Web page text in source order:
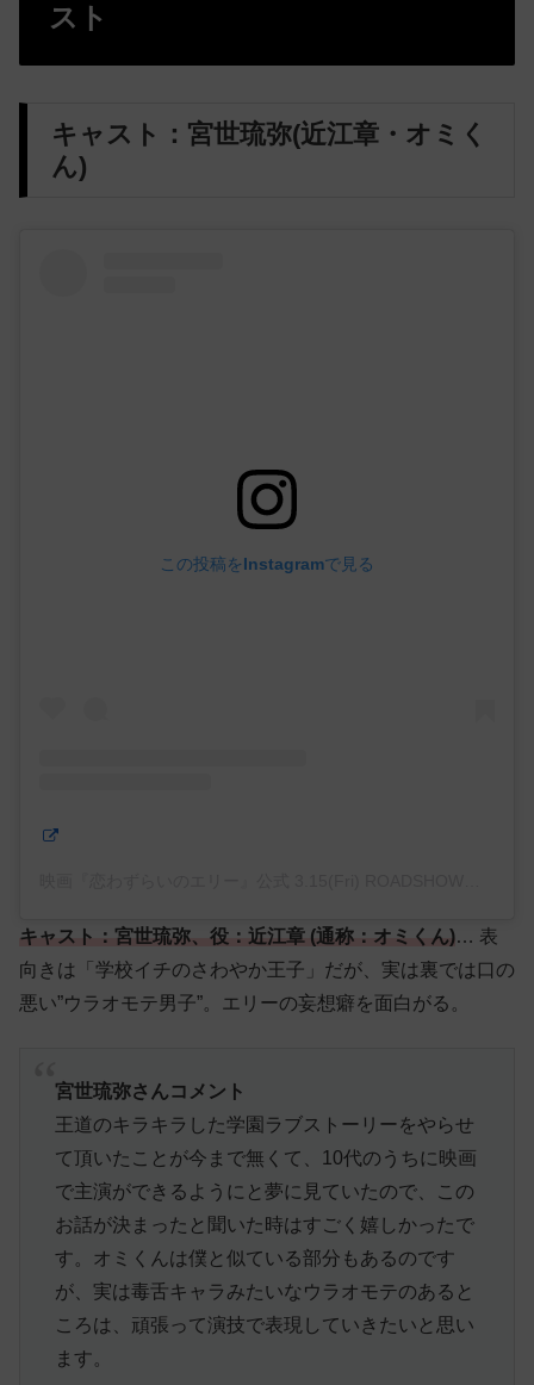
スト
キャスト：宮世琉弥(近江章・オミく
ん)
この投稿をInstagramで見る
キャスト：宮世琉弥、役：近江章 (通称：オミくん)… 表
向きは「学校イチのさわやか王子」だが、実は裏では口の
悪い”ウラオモテ男子”。エリーの妄想癖を面白がる。
宮世琉弥さんコメント
王道のキラキラした学園ラブストーリーをやらせ
て頂いたことが今まで無くて、10代のうちに映画
で主演ができるようにと夢に見ていたので、この
お話が決まったと聞いた時はすごく嬉しかったで
す。オミくんは僕と似ている部分もあるのです
が、実は毒舌キャラみたいなウラオモテのあると
ころは、頑張って演技で表現していきたいと思い
ます。